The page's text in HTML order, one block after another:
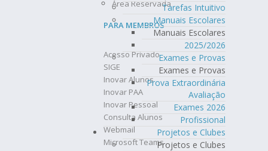
Tarefas Intuitivo
Manuais Escolares
Manuais Escolares
2025/2026
Exames e Provas
Exames e Provas
Prova Extraordinária
Avaliação
Exames 2026
Profissional
Projetos e Clubes
Projetos e Clubes
Área Reservada
PARA MEMBROS
Acesso Privado
SIGE
Inovar Alunos
Inovar PAA
Inovar Pessoal
Consulta Alunos
Webmail
Microsoft Teams